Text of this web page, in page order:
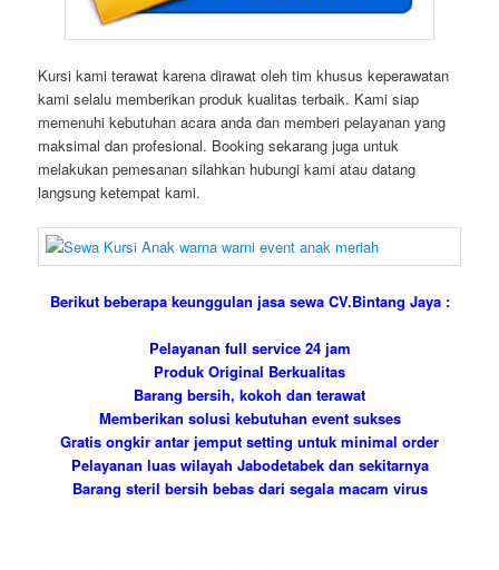
Kursi kami terawat karena dirawat oleh tim khusus keperawatan
kami selalu memberikan produk kualitas terbaik. Kami siap
memenuhi kebutuhan acara anda dan memberi pelayanan yang
maksimal dan profesional. Booking sekarang juga untuk
melakukan pemesanan silahkan hubungi kami atau datang
langsung ketempat kami.
Berikut beberapa keunggulan jasa sewa CV.Bintang Jaya :
Pelayanan full service 24 jam
Produk Original Berkualitas
Barang bersih, kokoh dan terawat
Memberikan solusi kebutuhan event sukses
Gratis ongkir antar jemput setting untuk minimal order
Pelayanan luas wilayah Jabodetabek dan sekitarnya
Barang steril bersih bebas dari segala macam virus